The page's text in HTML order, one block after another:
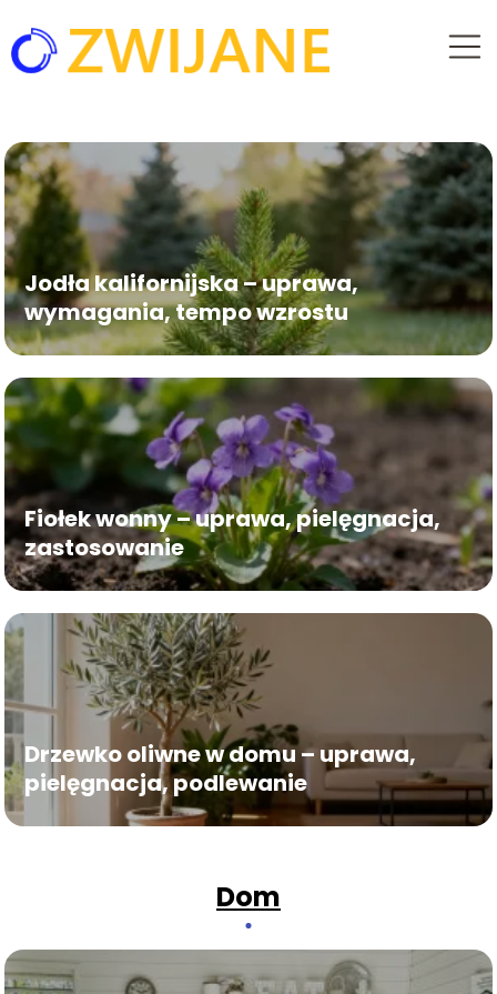
Jodła kalifornijska – uprawa,
wymagania, tempo wzrostu
Fiołek wonny – uprawa, pielęgnacja,
zastosowanie
Drzewko oliwne w domu – uprawa,
pielęgnacja, podlewanie
Dom